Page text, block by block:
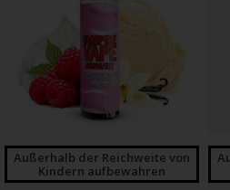
Außerhalb der Reichweite von
Kindern aufbewahren